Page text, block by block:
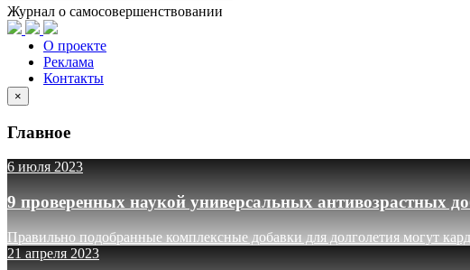
Журнал о самосовершенствовании
О проекте
Реклама
Контакты
×
Главное
6 июля 2023
9 проверенных наукой универсальных антивозрастных
Правильно подобранные комплексные добавки для долголетия могут
21 апреля 2023